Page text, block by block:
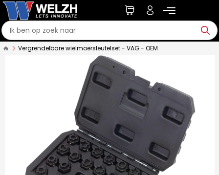
Vergrendelbare wielmoersleutelset - VAG - OEM